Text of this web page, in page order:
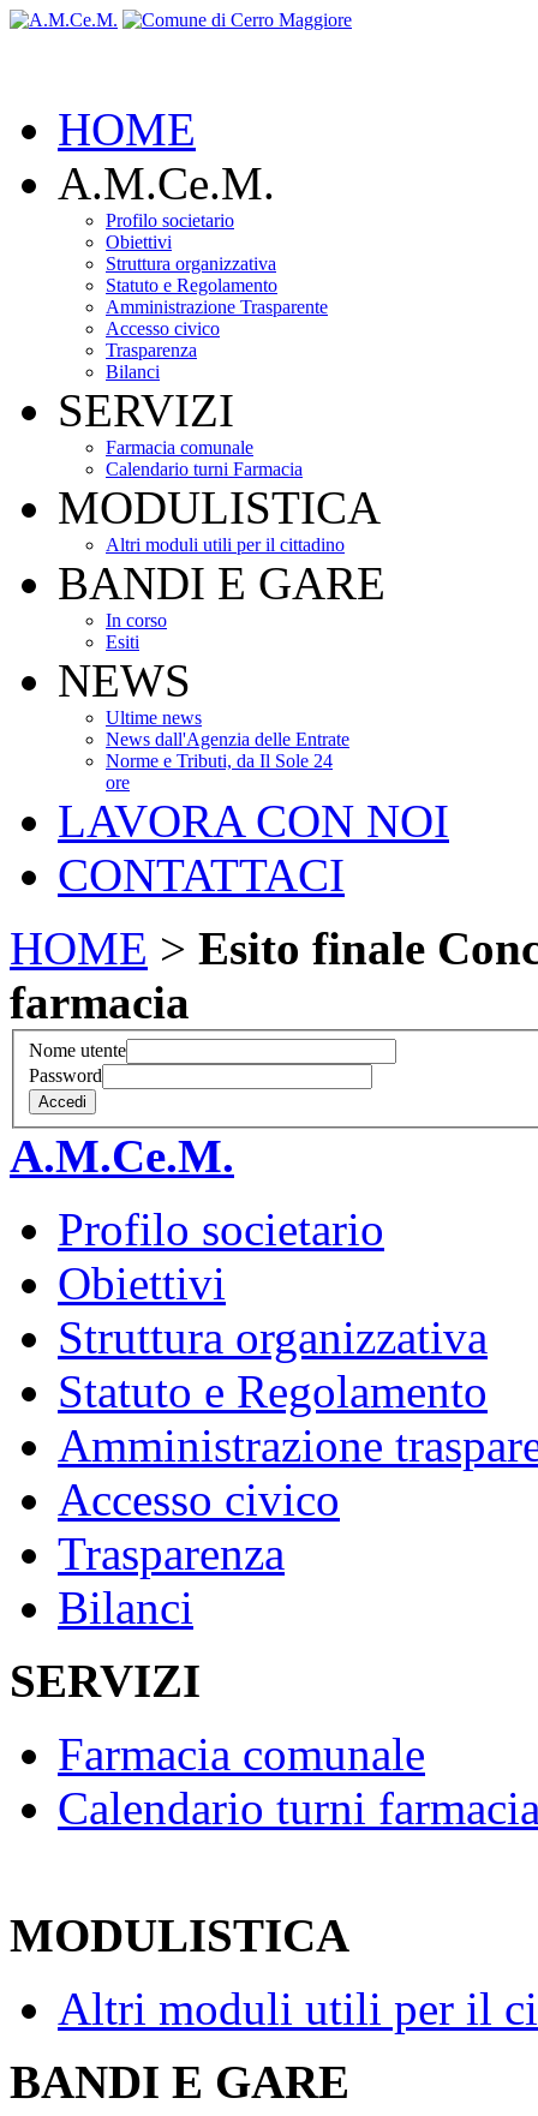
HOME
A.M.Ce.M.
Profilo societario
Obiettivi
Struttura organizzativa
Statuto e Regolamento
Amministrazione Trasparente
Accesso civico
Trasparenza
Bilanci
SERVIZI
Farmacia comunale
Calendario turni Farmacia
MODULISTICA
Altri moduli utili per il cittadino
BANDI E GARE
In corso
Esiti
NEWS
Ultime news
News dall'Agenzia delle Entrate
Norme e Tributi, da Il Sole 24
ore
LAVORA CON NOI
CONTATTACI
HOME > Esito finale
farmacia
Nome utente
Password
Accedi
A.M.Ce.M.
Profilo societario
Obiettivi
Struttura organizzativa
Statuto e Regolamento
Amministrazione
Accesso civico
Trasparenza
Bilanci
SERVIZI
Farmacia comunale
Calendario turni
MODULISTICA
Altri moduli utili per il
BANDI E GARE